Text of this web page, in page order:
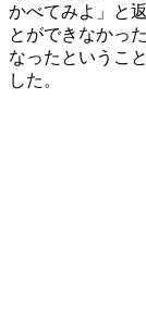
かべてみよ」と
とができなかっ
なったというこ
した。